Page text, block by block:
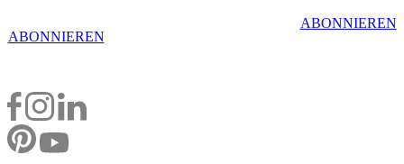
ABONNIEREN
ABONNIEREN